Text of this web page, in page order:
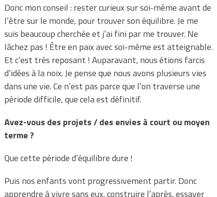
Donc mon conseil : rester curieux sur soi-même avant de
l’être sur le monde, pour trouver son équilibre. Je me
suis beaucoup cherchée et j’ai fini par me trouver. Ne
lâchez pas ! Être en paix avec soi-même est atteignable.
Et c’est très reposant ! Auparavant, nous étions farcis
d’idées à la noix. Je pense que nous avons plusieurs vies
dans une vie. Ce n’est pas parce que l’on traverse une
période difficile, que cela est définitif.
Avez-vous des projets / des envies à court ou moyen
terme ?
Que cette période d’équilibre dure !
Puis nos enfants vont progressivement partir. Donc
apprendre à vivre sans eux, construire l’après, essayer